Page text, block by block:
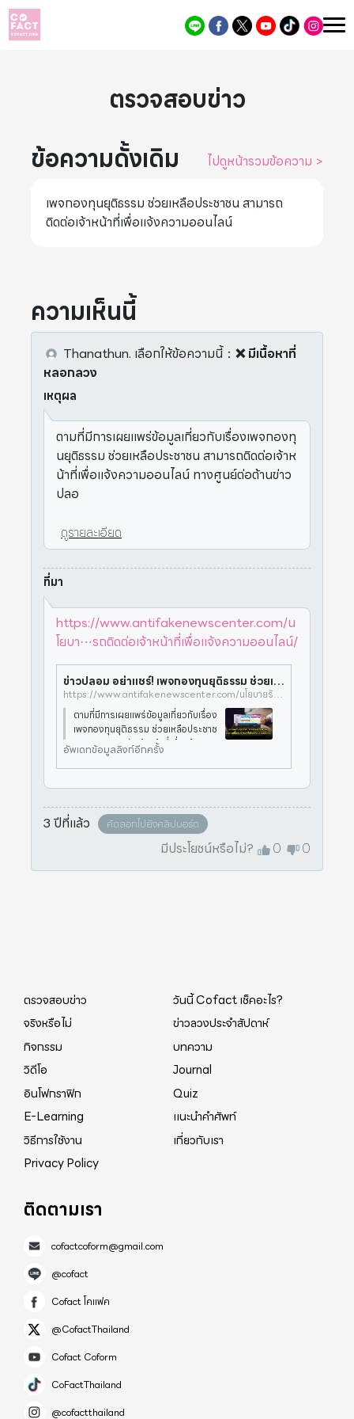
ตรวจสอบข่าว
ข้อความดั้งเดิม
ไปดูหน้ารวมข้อความ >
เพจกองทุนยุติธรรม ช่วยเหลือประชาชน สามารถ
ติดต่อเจ้าหน้าที่เพื่อแจ้งความออนไลน์
ความเห็นนี้
Thanathun. เลือกให้ข้อความนี้： ❌ มีเนื้อหาที่
หลอกลวง
เหตุผล
ตามที่มีการเผยแพร่ข้อมูลเกี่ยวกับเรื่องเพจกองทุ
นยุติธรรม ช่วยเหลือประชาชน สามารถติดต่อเจ้าห
น้าที่เพื่อแจ้งความออนไลน์ ทางศูนย์ต่อต้านข่าว
ปลอ
ดูรายละเอียด
ที่มา
https://www.antifakenewscenter.com/น
โยบา⋯รถติดต่อเจ้าหน้าที่เพื่อแจ้งความออนไลน์/
ข่าวปลอม อย่าแชร์! เพจกองทุนยุติธรรม ช่วยเหลือประชาชน สามารถติดต่อเจ้าหน้าที่เพื่อแจ้งความออนไลน์ > ศูนย์ต่อต้านข่าวปลอม
https://www.antifakenewscenter.com/นโยบายรัฐบาล-ข่าวสาร/ข่าวปลอม-อย่าแชร์-เพจกองทุนยุติธรรม-ช่วยเหลือประชาชน-สามารถติดต่อเจ้าหน้าที่เพื่อแจ้งความออนไลน์/
ตามที่มีการเผยแพร่ข้อมูลเกี่ยวกับเรื่อง
เพจกองทุนยุติธรรม ช่วยเหลือประชาช
น สามารถติดต่อเจ้าหน้าที่เพื่อแจ้งควา
มออนไลน์ ทางศูนย์ต่อต้านข่าวปลอมได้
ดำเนินการตรวจสอบข้อเท็จจริงกับสำ
นักงานปลัดกระทรวงยุติธรร
อัพเดทข้อมูลลิงก์อีกครั้ง
3 ปีที่แล้ว คัดลอกไปยังคลิปบอร์ด
มีประโยชน์หรือไม่? 0 0
ตรวจสอบข่าว
วันนี้ Cofact เช็คอะไร?
จริงหรือไม่
ข่าวลวงประจำสัปดาห์
กิจกรรม
บทความ
วิดีโอ
Journal
อินโฟกราฟิก
Quiz
E-Learning
แนะนำคำศัพท์
วิธีการใช้งาน
เกี่ยวกับเรา
Privacy Policy
ติดตามเรา
cofactcoform@gmail.com
@cofact
Cofact โคแฟค
@CofactThailand
Cofact Coform
CoFactThailand
@cofactthailand